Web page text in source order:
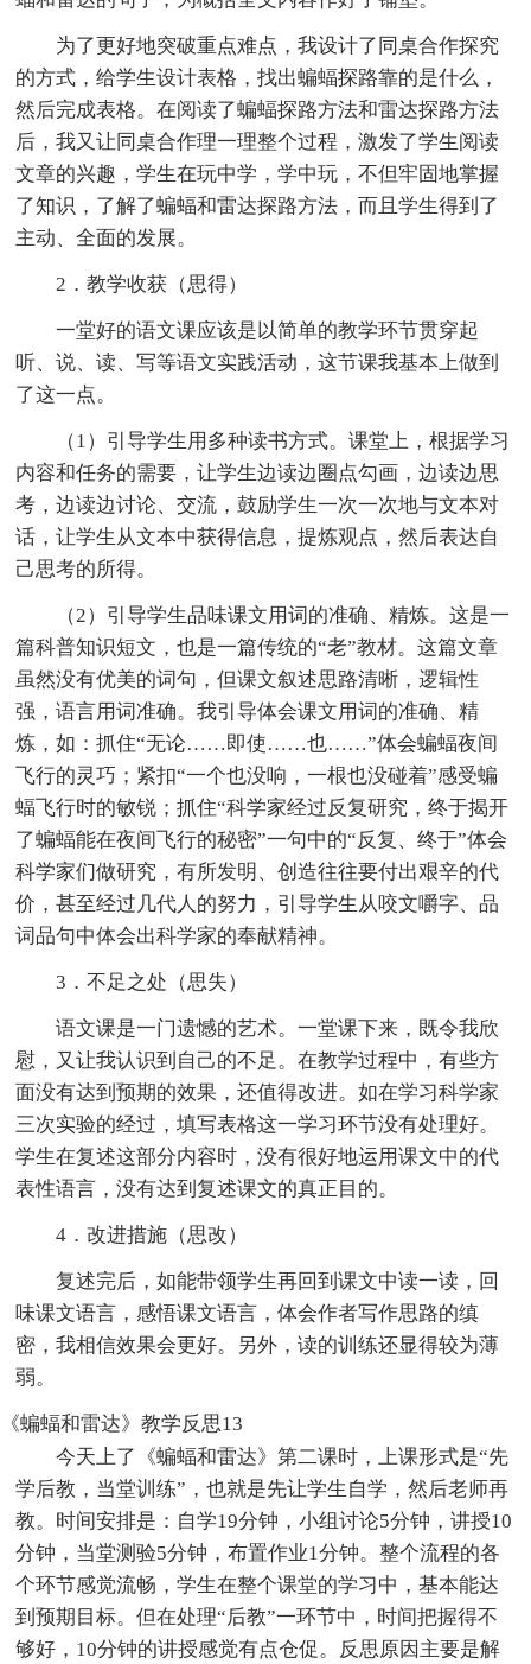
为了更好地突破重点难点，我设计了同桌合作探究
的方式，给学生设计表格，找出蝙蝠探路靠的是什么，
然后完成表格。在阅读了蝙蝠探路方法和雷达探路方法
后，我又让同桌合作理一理整个过程，激发了学生阅读
文章的兴趣，学生在玩中学，学中玩，不但牢固地掌握
了知识，了解了蝙蝠和雷达探路方法，而且学生得到了
主动、全面的发展。
2．教学收获（思得）
一堂好的语文课应该是以简单的教学环节贯穿起
听、说、读、写等语文实践活动，这节课我基本上做到
了这一点。
（1）引导学生用多种读书方式。课堂上，根据学习
内容和任务的需要，让学生边读边圈点勾画，边读边思
考，边读边讨论、交流，鼓励学生一次一次地与文本对
话，让学生从文本中获得信息，提炼观点，然后表达自
己思考的所得。
（2）引导学生品味课文用词的准确、精炼。这是一
篇科普知识短文，也是一篇传统的“老”教材。这篇文章
虽然没有优美的词句，但课文叙述思路清晰，逻辑性
强，语言用词准确。我引导体会课文用词的准确、精
炼，如：抓住“无论……即使……也……”体会蝙蝠夜间
飞行的灵巧；紧扣“一个也没响，一根也没碰着”感受蝙
蝠飞行时的敏锐；抓住“科学家经过反复研究，终于揭开
了蝙蝠能在夜间飞行的秘密”一句中的“反复、终于”体会
科学家们做研究，有所发明、创造往往要付出艰辛的代
价，甚至经过几代人的努力，引导学生从咬文嚼字、品
词品句中体会出科学家的奉献精神。
3．不足之处（思失）
语文课是一门遗憾的艺术。一堂课下来，既令我欣
慰，又让我认识到自己的不足。在教学过程中，有些方
面没有达到预期的效果，还值得改进。如在学习科学家
三次实验的经过，填写表格这一学习环节没有处理好。
学生在复述这部分内容时，没有很好地运用课文中的代
表性语言，没有达到复述课文的真正目的。
4．改进措施（思改）
复述完后，如能带领学生再回到课文中读一读，回
味课文语言，感悟课文语言，体会作者写作思路的缜
密，我相信效果会更好。另外，读的训练还显得较为薄
弱。
《蝙蝠和雷达》教学反思13
今天上了《蝙蝠和雷达》第二课时，上课形式是“先
学后教，当堂训练”，也就是先让学生自学，然后老师再
教。时间安排是：自学19分钟，小组讨论5分钟，讲授10
分钟，当堂测验5分钟，布置作业1分钟。整个流程的各
个环节感觉流畅，学生在整个课堂的学习中，基本能达
到预期目标。但在处理“后教”一环节中，时间把握得不
够好，10分钟的讲授感觉有点仓促。反思原因主要是解